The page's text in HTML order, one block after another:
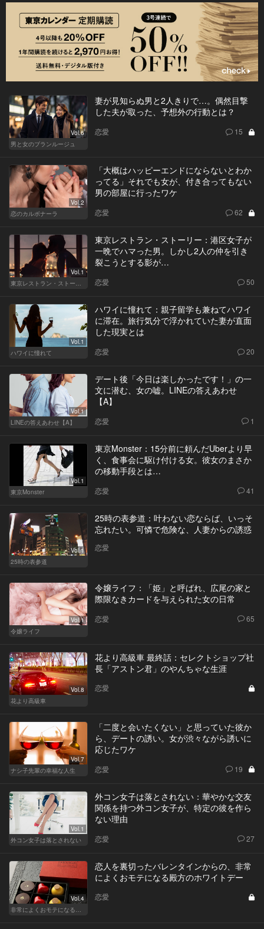
Vol.6
男と女のブランルージュ
妻が見知らぬ男と2人きりで…。偶然目撃
した夫が取った、予想外の行動とは？
恋愛 15
Vol.2
恋のカルボナーラ
「大概はハッピーエンドにならないとわか
ってる」それでも女が、付き合ってもない
男の部屋に行ったワケ
恋愛 62
Vol.1
東京レストラン・ストーリー
東京レストラン・ストーリー：港区女子が
一晩でハマった男。しかし2人の仲を引き
裂こうとする影が…
恋愛 50
Vol.1
ハワイに憧れて
ハワイに憧れて：親子留学も兼ねてハワイ
に滞在。旅行気分で浮かれていた妻が直面
した現実とは
恋愛 20
Vol.1
LINEの答えあわせ【A】
デート後「今日は楽しかったです！」の一
文に潜む、女の嘘。LINEの答えあわせ
【A】
恋愛 1
Vol.1
東京Monster
東京Monster：15分前に頼んだUberより早
く、食事会に駆け付ける女。彼女のまさか
の移動手段とは…
恋愛 41
Vol.1
25時の表参道
25時の表参道：叶わない恋ならば、いっそ
忘れたい。可憐で危険な、人妻からの誘惑
恋愛
Vol.1
令嬢ライフ
令嬢ライフ：「姫」と呼ばれ、広尾の家と
際限なきカードを与えられた女の日常
恋愛 65
Vol.8
花より高級車
花より高級車 最終話：セレクトショップ社
長「アストン君」のやんちゃな生涯
恋愛
Vol.7
ナシ子先輩の幸福な人生
「二度と会いたくない」と思っていた彼か
ら、デートの誘い。女が渋々ながら誘いに
応じたワケ
恋愛 19
Vol.1
外コン女子は落とされない
外コン女子は落とされない：華やかな交友
関係を持つ外コン女子が、特定の彼を作ら
ない理由
恋愛 27
Vol.4
非常によくおモテになる殿方のホワイトデー
恋人を裏切ったバレンタインからの、非常
によくおモテになる殿方のホワイトデー
恋愛